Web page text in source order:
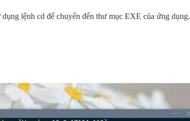
lệnh cd để chuyển đến thư mục EXE của ứng dụng.